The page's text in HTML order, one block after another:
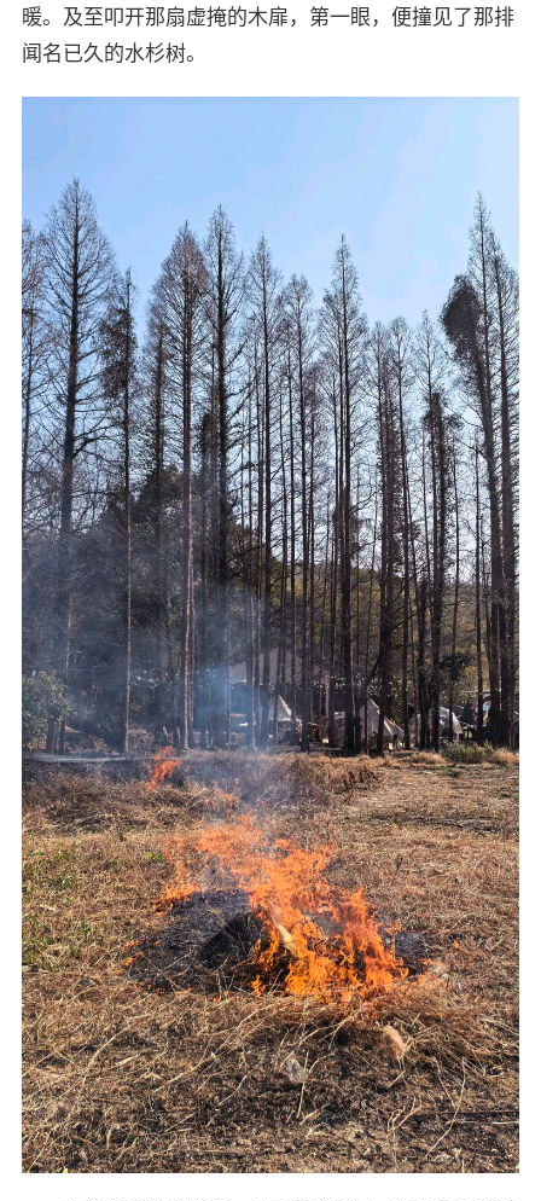
暖。及至叩开那扇虚掩的木扉，第一眼，便撞见了那排
闻名已久的水杉树。